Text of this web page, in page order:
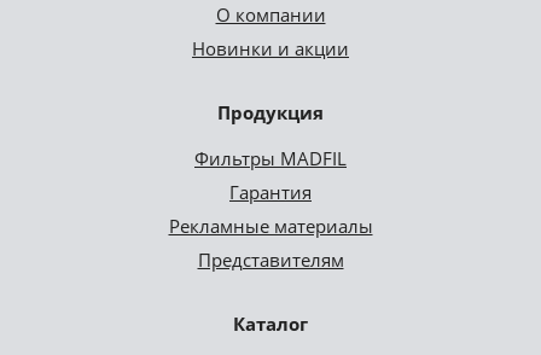
О компании
Новинки и акции
Продукция
Фильтры MADFIL
Гарантия
Рекламные материалы
Представителям
Каталог